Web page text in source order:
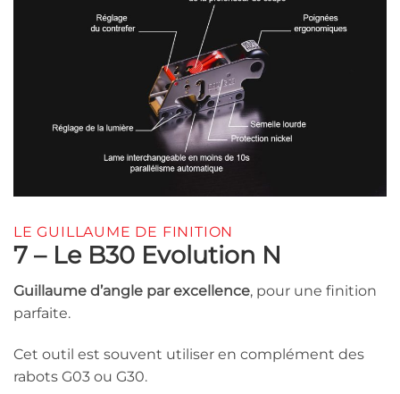
LE GUILLAUME DE FINITION
7 – Le B30 Evolution N
Guillaume d’angle par excellence, pour une finition
parfaite.
Cet outil est souvent utiliser en complément des
rabots G03 ou G30.